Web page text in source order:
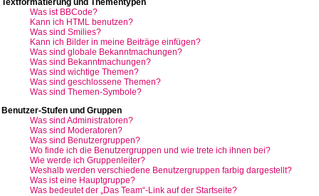
Textformatierung und Thementypen
Was ist BBCode?
Kann ich HTML benutzen?
Was sind Smilies?
Kann ich Bilder in meine Beiträge einfügen?
Was sind globale Bekanntmachungen?
Was sind Bekanntmachungen?
Was sind wichtige Themen?
Was sind geschlossene Themen?
Was sind Themen-Symbole?
Benutzer-Stufen und Gruppen
Was sind Administratoren?
Was sind Moderatoren?
Was sind Benutzergruppen?
Wo finde ich die Benutzergruppen und wie trete ich ihnen bei?
Wie werde ich Gruppenleiter?
Weshalb werden verschiedene Benutzergruppen farbig dargestellt?
Was ist eine Hauptgruppe?
Was bedeutet der „Das Team“-Link auf der Startseite?